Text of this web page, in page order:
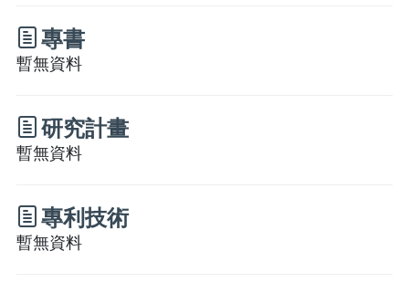
專書
暫無資料
研究計畫
暫無資料
專利技術
暫無資料